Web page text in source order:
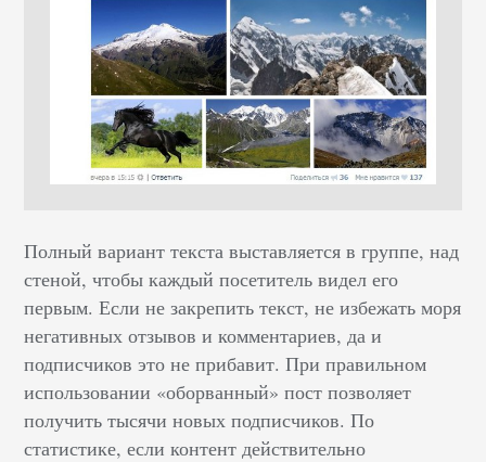
Полный вариант текста выставляется в группе, над
стеной, чтобы каждый посетитель видел его
первым. Если не закрепить текст, не избежать моря
негативных отзывов и комментариев, да и
подписчиков это не прибавит. При правильном
использовании «оборванный» пост позволяет
получить тысячи новых подписчиков. По
статистике, если контент действительно